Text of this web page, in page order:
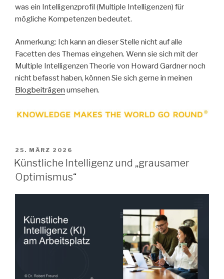
was ein Intelligenzprofil (Multiple Intelligenzen) für
mögliche Kompetenzen bedeutet.
Anmerkung: Ich kann an dieser Stelle nicht auf alle
Facetten des Themas eingehen. Wenn sie sich mit der
Multiple Intelligenzen Theorie von Howard Gardner noch
nicht befasst haben, können Sie sich gerne in meinen
Blogbeiträgen umsehen.
VERÖFFENTLICHT
AM
25. MÄRZ 2026
Künstliche Intelligenz und „grausamer
Optimismus“